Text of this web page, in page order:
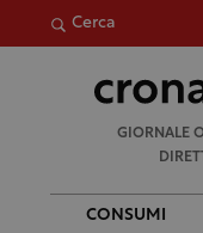
Cerca
GIORNALE
CONSUMI